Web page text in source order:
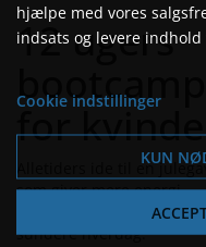
12 ugers
bootcamp
for
Alletiders ide til en
som giver mere energi,
overskud og redskaber
sundere hverdag.
hjælpe med vores
indsats og levere
Cookie indstillinger
KUN